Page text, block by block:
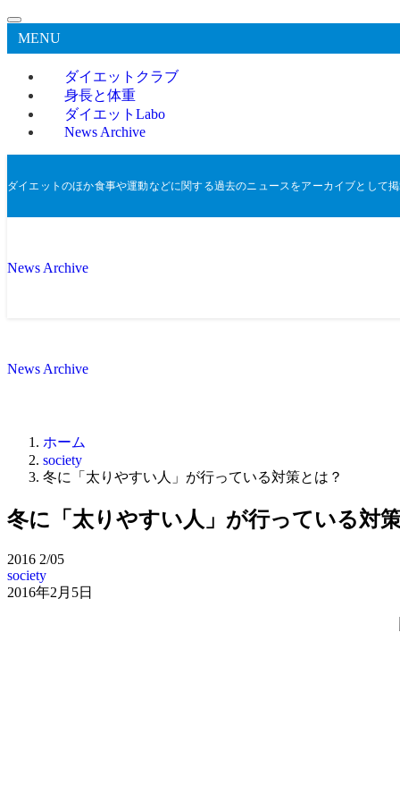
MENU
ダイエットクラブ
身長と体重
ダイエットLabo
News Archive
ダイエットのほか食事や運動などに関する過去のニュースをアーカイブとして
News Archive
News Archive
ホーム
society
冬に「太りやすい人」が行っている対策とは？
冬に「太りやすい人」が行っている対
2016 2/05
society
2016年2月5日